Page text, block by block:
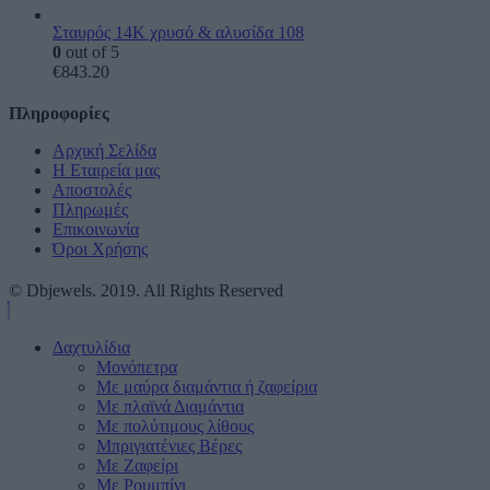
Σταυρός 14Κ χρυσό & αλυσίδα 108
0 out of 5
€843.20
Πληροφορίες
Αρχική Σελίδα
Η Εταιρεία μας
Αποστολές
Πληρωμές
Επικοινωνία
Όροι Χρήσης
© Dbjewels. 2019. All Rights Reserved
Δαχτυλίδια
Μονόπετρα
Mε μαύρα διαμάντια ή ζαφείρια
Mε πλαϊνά Διαμάντια
Mε πολύτιμους λίθους
Μπριγιατένιες Βέρες
Με Ζαφείρι
Με Ρουμπίνι